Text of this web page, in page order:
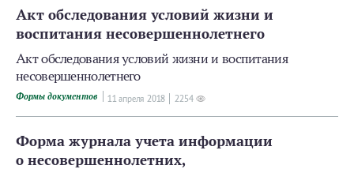
Акт обследования условий жизни и
воспитания несовершеннолетнего
Акт обследования условий жизни и воспитания
несовершеннолетнего
Формы документов 11 апреля 2018 2254
Форма журнала учета информации
о несовершеннолетних,